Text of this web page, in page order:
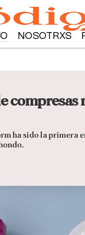
NOSOTRXS
ha sido la primera